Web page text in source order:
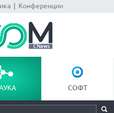
| Конференции
СОФТ